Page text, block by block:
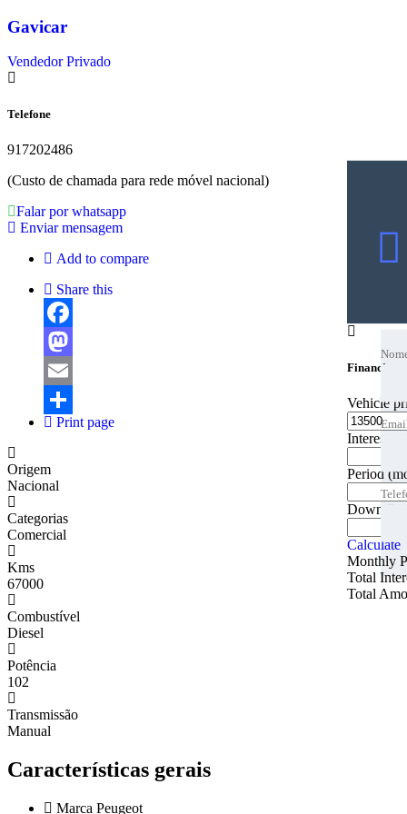
Gavicar
Vendedor Privado
Telefone
917202486
(Custo de chamada para rede móvel nacional)
Falar por whatsapp
Enviar mensagem
Add to compare
Share this
Facebook
Mastodon
Email
Share
Print page
Origem
Nacional
Categorias
Comercial
Kms
67000
Combustível
Diesel
Potência
102
Transmissão
Manual
Características gerais
Marca Peugeot
Financing
Vehicle
Interest
Period
Down
Calculate
Monthly
Total
Total